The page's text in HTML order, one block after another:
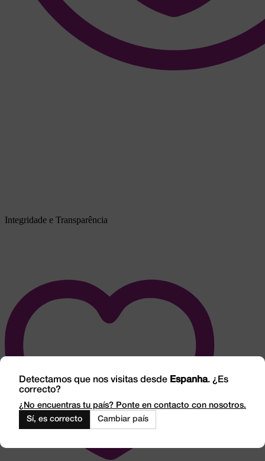
Integridade e Transparência
Detectamos que nos visitas desde Espanha. ¿Es
correcto?
¿No encuentras tu país? Ponte en contacto con nosotros.
Sí, es correcto
Cambiar país